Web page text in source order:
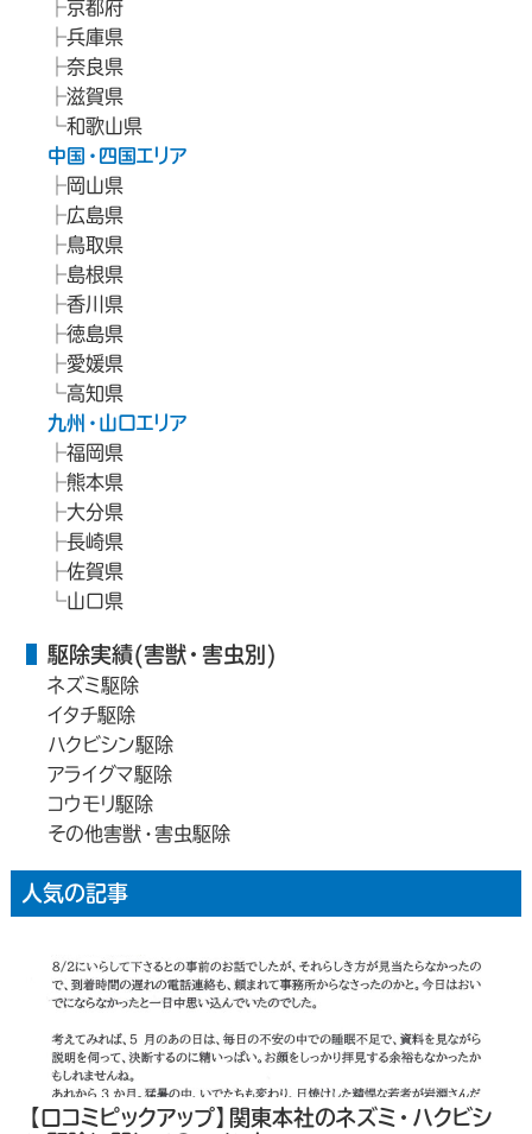
京都府
兵庫県
奈良県
滋賀県
和歌山県
中国・四国エリア
岡山県
広島県
鳥取県
島根県
香川県
徳島県
愛媛県
高知県
九州・山口エリア
福岡県
熊本県
大分県
長崎県
佐賀県
山口県
駆除実績(害獣・害虫別)
ネズミ駆除
イタチ駆除
ハクビシン駆除
アライグマ駆除
コウモリ駆除
その他害獣・害虫駆除
人気の記事
【口コミピックアップ】関東本社のネズミ・ハクビシ